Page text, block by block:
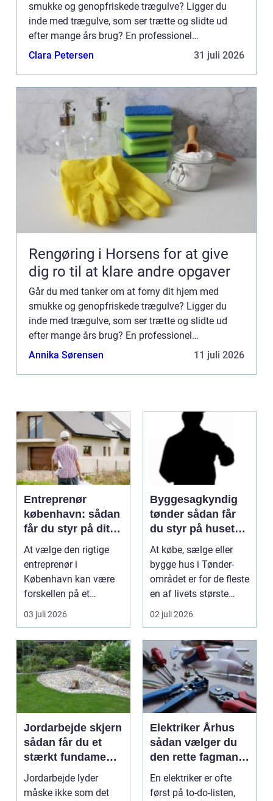
smukke og genopfriskede trægulve? Ligger du
inde med trægulve, som ser trætte og slidte ud
efter mange års brug? En professionel
gulvafhøvling kan være løsni...
Clara Petersen 31 juli 2026
Rengøring i Horsens for at give
dig ro til at klare andre opgaver
Går du med tanker om at forny dit hjem med
smukke og genopfriskede trægulve? Ligger du
inde med trægulve, som ser trætte og slidte ud
efter mange års brug? En professionel
gulvafhøvling kan være løsni...
Annika Sørensen 11 juli 2026
Entreprenør
københavn: sådan
får du styr på dit
byggeprojekt
At vælge den rigtige
entreprenør i
København kan være
forskellen på et
byggeprojekt, der
03 juli 2026
Byggesagkyndig
tønder sådan får
du styr på husets
tilstand
At købe, sælge eller
bygge hus i Tønder-
området er for de fleste
en af livets største
beslutninger. ...
02 juli 2026
Jordarbejde skjern
sådan får du et
stærkt fundament
til dit projekt
Jordarbejde lyder
måske ikke som det
Elektriker Århus
sådan vælger du
den rette fagmand
til opgaven
En elektriker er ofte
først på to-do-listen,